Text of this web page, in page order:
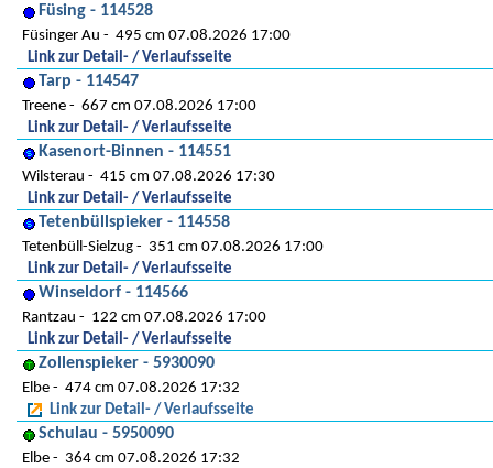
Füsing - 114528
Füsinger Au
495 cm 07.08.2026 17:00
Link zur Detail- / Verlaufsseite
Tarp - 114547
Treene
667 cm 07.08.2026 17:00
Link zur Detail- / Verlaufsseite
Kasenort-Binnen - 114551
Wilsterau
415 cm 07.08.2026 17:30
Link zur Detail- / Verlaufsseite
Tetenbüllspieker - 114558
Tetenbüll-Sielzug
351 cm 07.08.2026 17:00
Link zur Detail- / Verlaufsseite
Winseldorf - 114566
Rantzau
122 cm 07.08.2026 17:00
Link zur Detail- / Verlaufsseite
Zollenspieker - 5930090
Elbe
474 cm 07.08.2026 17:32
Link zur Detail- / Verlaufsseite
Schulau - 5950090
Elbe
364 cm 07.08.2026 17:32